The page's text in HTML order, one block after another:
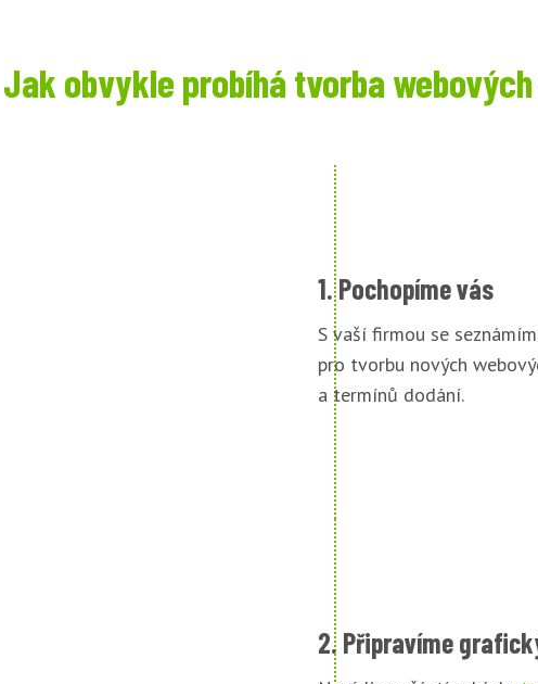
Jak obvykle probíhá tvorba
1. Pochopíme vás
S vaší firmou se
pro tvorbu nových
a termínů dodání.
2. Připravíme